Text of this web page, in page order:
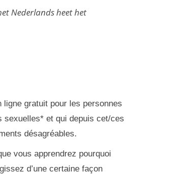
Nederlands heet het
gratuit pour les personnes
sexuelles* et qui depuis cet/ces
désagréables.
vous apprendrez pourquoi
d’une certaine façon